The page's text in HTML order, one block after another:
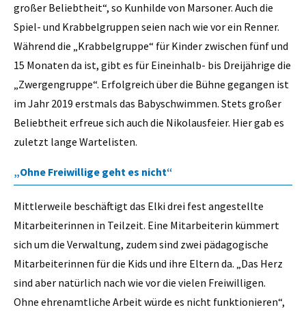
großer Beliebtheit“, so Kunhilde von Marsoner. Auch die
Spiel- und Krabbelgruppen seien nach wie vor ein Renner.
Während die „Krabbelgruppe“ für Kinder zwischen fünf und
15 Monaten da ist, gibt es für Eineinhalb- bis Dreijährige die
„Zwergengruppe“. Erfolgreich über die Bühne gegangen ist
im Jahr 2019 erstmals das Babyschwimmen. Stets großer
Beliebtheit erfreue sich auch die Nikolausfeier. Hier gab es
zuletzt lange Wartelisten.
„Ohne Freiwillige geht es nicht“
Mittlerweile beschäftigt das Elki drei fest angestellte
Mitarbeiterinnen in Teilzeit. Eine Mitarbeiterin kümmert
sich um die Verwaltung, zudem sind zwei pädagogische
Mitarbeiterinnen für die Kids und ihre Eltern da. „Das Herz
sind aber natürlich nach wie vor die vielen Freiwilligen.
Ohne ehrenamtliche Arbeit würde es nicht funktionieren“,